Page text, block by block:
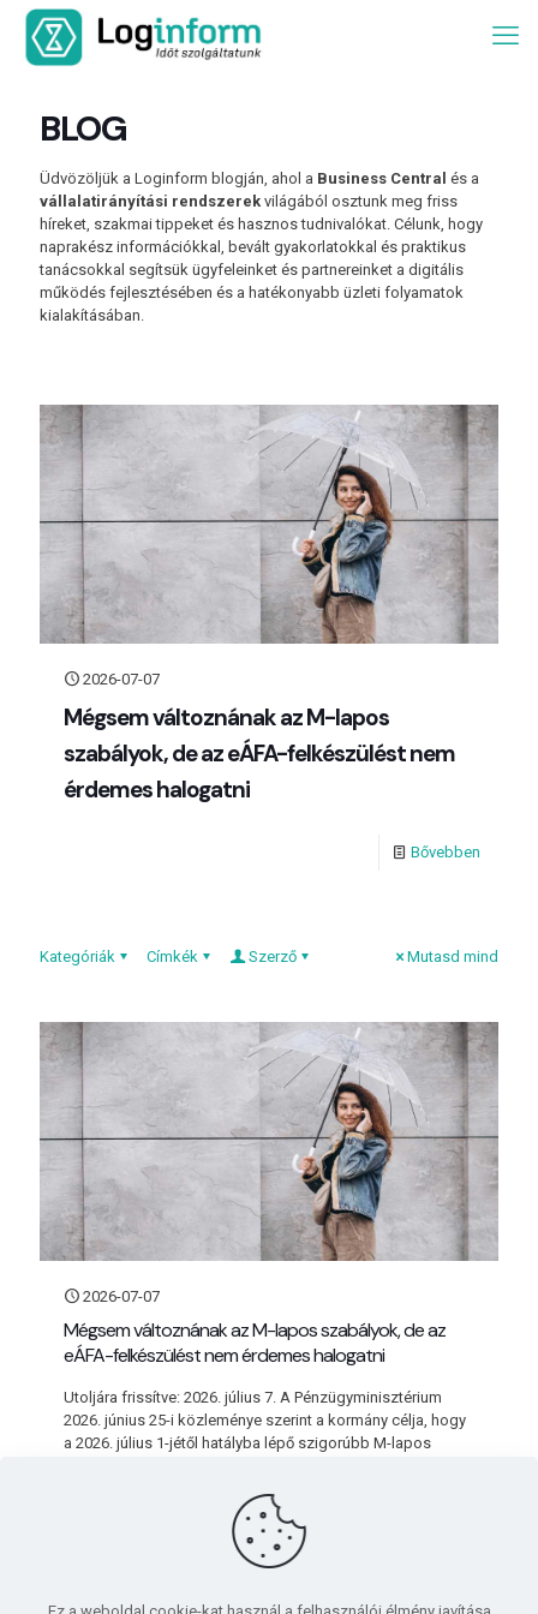
BLOG
Üdvözöljük a Loginform blogján, ahol a Business Central és a
vállalatirányítási rendszerek világából osztunk meg friss
híreket, szakmai tippeket és hasznos tudnivalókat. Célunk, hogy
naprakész információkkal, bevált gyakorlatokkal és praktikus
tanácsokkal segítsük ügyfeleinket és partnereinket a digitális
működés fejlesztésében és a hatékonyabb üzleti folyamatok
kialakításában.
2026-07-07
Mégsem változnának az M-lapos
szabályok, de az eÁFA-felkészülést nem
érdemes halogatni
Bővebben
Kategóriák Címkék Szerző Mutasd mind
2026-07-07
Mégsem változnának az M-lapos szabályok, de az
eÁFA-felkészülést nem érdemes halogatni
Utoljára frissítve: 2026. július 7. A Pénzügyminisztérium
2026. június 25-i közleménye szerint a kormány célja, hogy
a 2026. július 1-jétől hatályba lépő szigorúbb M-lapos